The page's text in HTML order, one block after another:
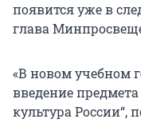
появится уже в
глава
«В новом учебном
введение
культура России“,